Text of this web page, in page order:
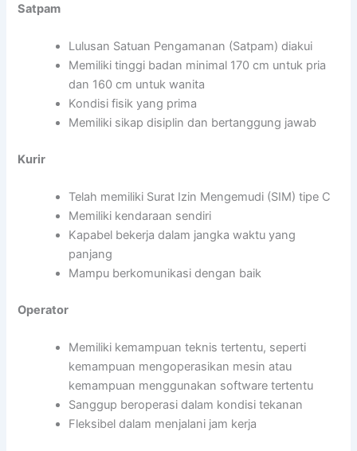
Satpam
Lulusan Satuan Pengamanan (Satpam) diakui
Memiliki tinggi badan minimal 170 cm untuk pria
dan 160 cm untuk wanita
Kondisi fisik yang prima
Memiliki sikap disiplin dan bertanggung jawab
Kurir
Telah memiliki Surat Izin Mengemudi (SIM) tipe C
Memiliki kendaraan sendiri
Kapabel bekerja dalam jangka waktu yang
panjang
Mampu berkomunikasi dengan baik
Operator
Memiliki kemampuan teknis tertentu, seperti
kemampuan mengoperasikan mesin atau
kemampuan menggunakan software tertentu
Sanggup beroperasi dalam kondisi tekanan
Fleksibel dalam menjalani jam kerja